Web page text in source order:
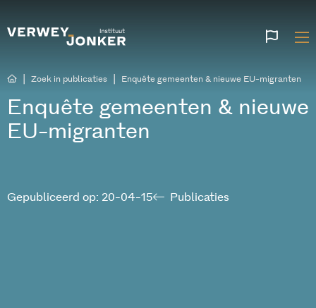
Zoek in publicaties Enquête gemeenten & nieuwe EU-migranten
Enquête gemeenten & nieuwe
EU-migranten
Publicaties
Gepubliceerd op: 20-04-15